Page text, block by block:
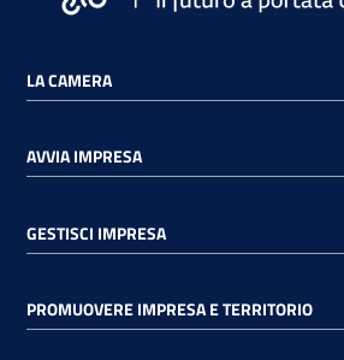
LA CAMERA
AVVIA IMPRESA
GESTISCI IMPRESA
PROMUOVERE IMPRESA E TERRITORIO